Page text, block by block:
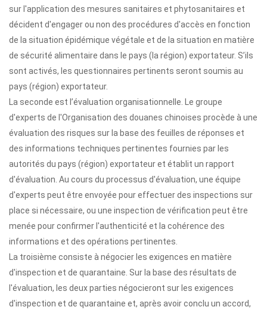
sur l'application des mesures sanitaires et phytosanitaires et
décident d'engager ou non des procédures d'accès en fonction
de la situation épidémique végétale et de la situation en matière
de sécurité alimentaire dans le pays (la région) exportateur. S’ils
sont activés, les questionnaires pertinents seront soumis au
pays (région) exportateur.
La seconde est l’évaluation organisationnelle. Le groupe
d'experts de l'Organisation des douanes chinoises procède à une
évaluation des risques sur la base des feuilles de réponses et
des informations techniques pertinentes fournies par les
autorités du pays (région) exportateur et établit un rapport
d'évaluation. Au cours du processus d'évaluation, une équipe
d'experts peut être envoyée pour effectuer des inspections sur
place si nécessaire, ou une inspection de vérification peut être
menée pour confirmer l'authenticité et la cohérence des
informations et des opérations pertinentes.
La troisième consiste à négocier les exigences en matière
d'inspection et de quarantaine. Sur la base des résultats de
l'évaluation, les deux parties négocieront sur les exigences
d'inspection et de quarantaine et, après avoir conclu un accord,